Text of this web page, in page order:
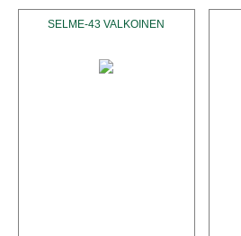
SELME-43 VALKOINEN